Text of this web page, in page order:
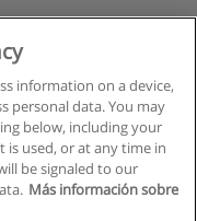
information on a device,
personal data. You may
below, including your
used, or at any time in
be signaled to our
Más información sobre